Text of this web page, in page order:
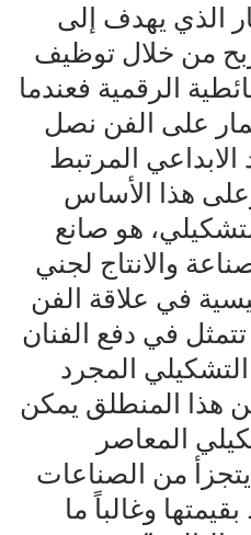
الذي يهدف إلى
من خلال توظيف
الرقمية فعندما
على الفن نصل
المرتبط
وعلى هذا الأساس
هو صانع
والانتاج لجني
في علاقة الفن
تتمثل في دفع الفنان
المجرد
هذا المنطلق يمكن
المعاصر
يتجزأ من الصناعات
وغالباً ما